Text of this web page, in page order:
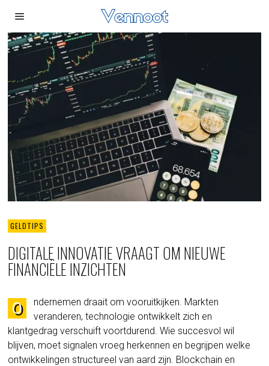
GELDTIPS
DIGITALE INNOVATIE VRAAGT OM NIEUWE
FINANCIËLE INZICHTEN
O
ndernemen draait om vooruitkijken. Markten
veranderen, technologie ontwikkelt zich en
klantgedrag verschuift voortdurend. Wie succesvol wil
blijven, moet signalen vroeg herkennen en begrijpen welke
ontwikkelingen structureel van aard zijn. Blockchain en